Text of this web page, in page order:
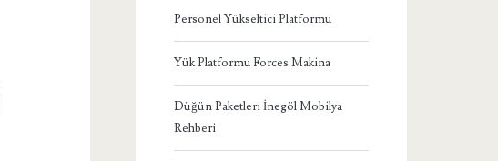
Personel Yükseltici Platformu
Yük Platformu Forces Makina
Düğün Paketleri İnegöl Mobilya
Rehberi